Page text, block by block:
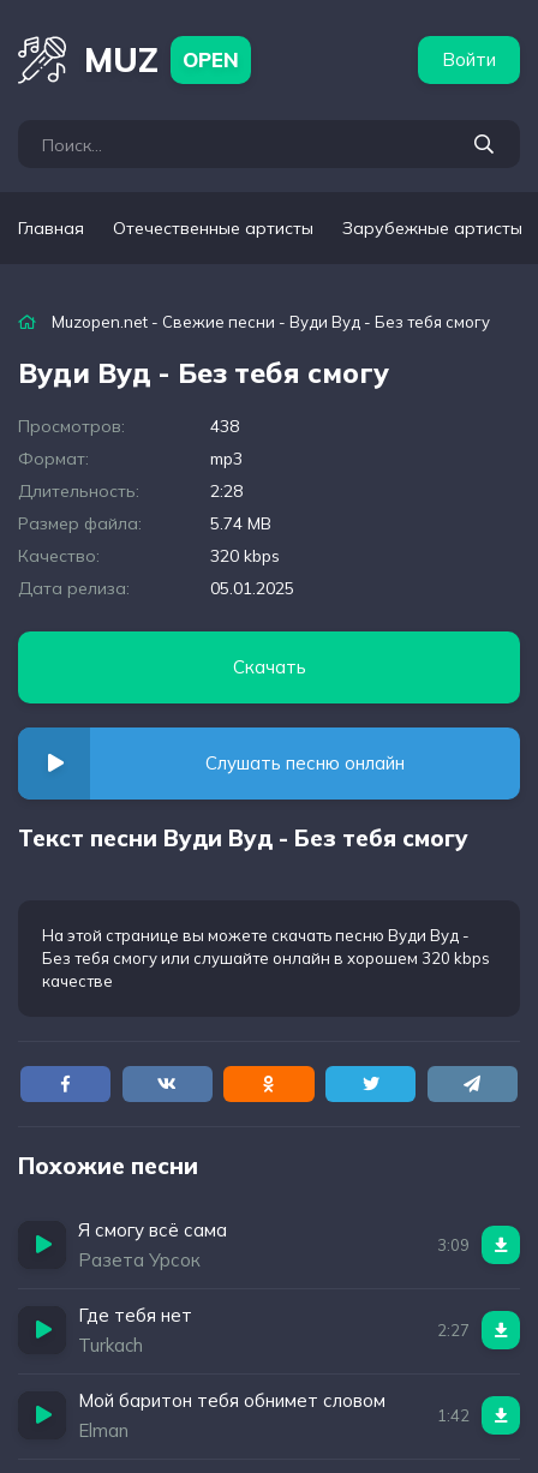
MUZ OPEN Войти
Главная Отечественные артисты Зарубежные артисты
Muzopen.net - Свежие песни - Вуди Вуд - Без тебя смогу
Вуди Вуд - Без тебя смогу
Просмотров:
438
Формат:
mp3
Длительность:
2:28
Размер файла:
5.74 MB
Качество:
320 kbps
Дата релиза:
05.01.2025
Скачать
Слушать песню онлайн
Текст песни Вуди Вуд - Без тебя смогу
На этой странице вы можете скачать песню Вуди Вуд -
Без тебя смогуили слушайте онлайн в хорошем 320 kbps
качестве
Похожие песни
Я смогу всё сама
Разета Урсок
3:09
Где тебя нет
Turkach
2:27
Мой баритон тебя обнимет словом
Elman
1:42
артисты Популярные подборки